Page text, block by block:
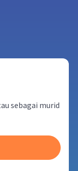
sebagai murid